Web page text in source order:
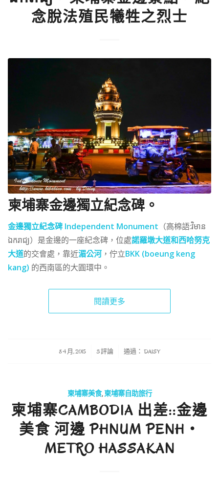
念脫法殖民犧牲之烈士
柬埔寨金邊獨立紀念碑。
金邊獨立紀念碑 Independent Monument （高棉語:វិមាន
ឯករាជ្យ）是金邊的一座紀念碑，位處諾羅墩大道和西哈努克
大道的交會處，靠近湄公河，佇立BKK (boeung keng
kang) 的西南區的大圓環中。
閱讀更多
8 4 月, 2015
/ 3 評論 通過： DAISY
柬埔寨美食,柬埔寨自助旅行
柬埔寨CAMBODIA 出差::金邊
美食 河邊 PHNUM PENH‧
METRO HASSAKAN